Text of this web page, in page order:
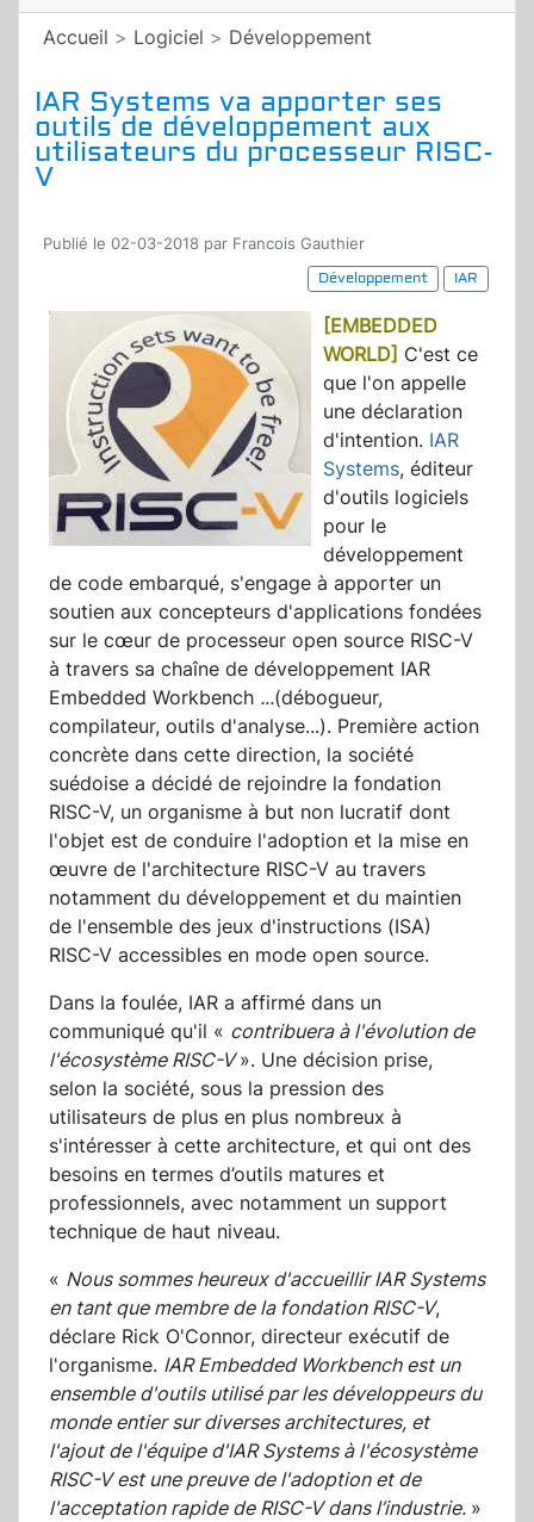
Accueil > Logiciel > Développement
IAR Systems va apporter ses
outils de développement aux
utilisateurs du processeur RISC-
V
Publié le 02-03-2018 par Francois Gauthier
Développement
IAR
[EMBEDDED
WORLD] C'est ce
que l'on appelle
une déclaration
d'intention. IAR
Systems, éditeur
d'outils logiciels
pour le
développement
de code embarqué, s'engage à apporter un
soutien aux concepteurs d'applications fondées
sur le cœur de processeur open source RISC-V
à travers sa chaîne de développement IAR
Embedded Workbench ...(débogueur,
compilateur, outils d'analyse...). Première action
concrète dans cette direction, la société
suédoise a décidé de rejoindre la fondation
RISC-V, un organisme à but non lucratif dont
l'objet est de conduire l'adoption et la mise en
œuvre de l'architecture RISC-V au travers
notamment du développement et du maintien
de l'ensemble des jeux d'instructions (ISA)
RISC-V accessibles en mode open source.
Dans la foulée, IAR a affirmé dans un
communiqué qu'il « contribuera à l'évolution de
l'écosystème RISC-V». Une décision prise,
selon la société, sous la pression des
utilisateurs de plus en plus nombreux à
s'intéresser à cette architecture, et qui ont des
besoins en termes d’outils matures et
professionnels, avec notamment un support
technique de haut niveau.
« Nous sommes heureux d'accueillir IAR Systems
en tant que membre de la fondation RISC-V,
déclare Rick O'Connor, directeur exécutif de
l'organisme. IAR Embedded Workbench est un
ensemble d'outils utilisé par les développeurs du
monde entier sur diverses architectures, et
l'ajout de l'équipe d'IAR Systems à l'écosystème
RISC-V est une preuve de l'adoption et de
l'acceptation rapide de RISC-V dans l’industrie. »